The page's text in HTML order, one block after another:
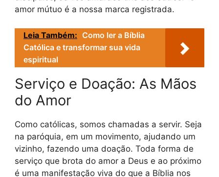
amor mútuo é a nossa marca registrada.
Leia Também: Como ler a Bíblia
Católica e transformar sua vida
espiritual
Serviço e Doação: As Mãos
do Amor
Como católicas, somos chamadas a servir. Seja
na paróquia, em um movimento, ajudando um
vizinho, fazendo uma doação. Toda forma de
serviço que brota do amor a Deus e ao próximo
é uma manifestação viva do que a Bíblia nos